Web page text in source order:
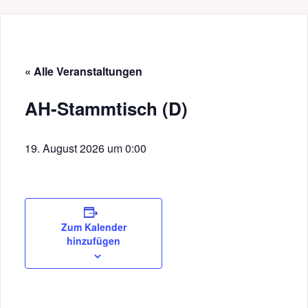
« Alle Veranstaltungen
AH-Stammtisch (D)
19. August 2026 um 0:00
Zum Kalender
hinzufügen